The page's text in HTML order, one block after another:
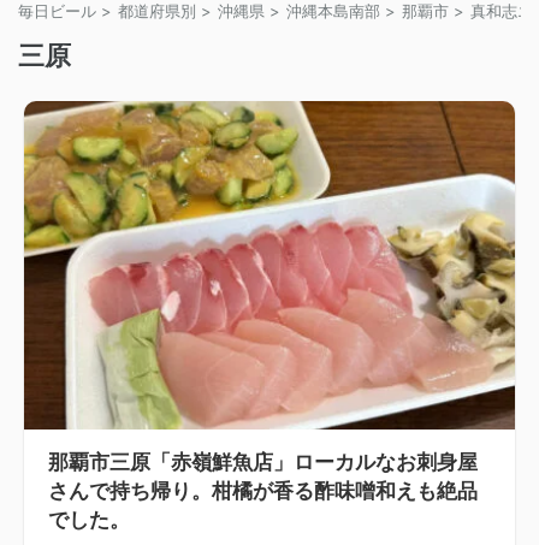
毎日ビール > 都道府県別 > 沖縄県 > 沖縄本島南部 > 那覇市 > 真和志エ
三原
那覇市三原「赤嶺鮮魚店」ローカルなお刺身屋
さんで持ち帰り。柑橘が香る酢味噌和えも絶品
でした。